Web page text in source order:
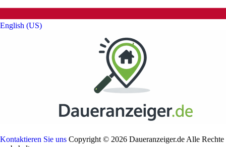
English (US)‎
Kontaktieren Sie uns Copyright © 2026 Daueranzeiger.de Alle Rechte